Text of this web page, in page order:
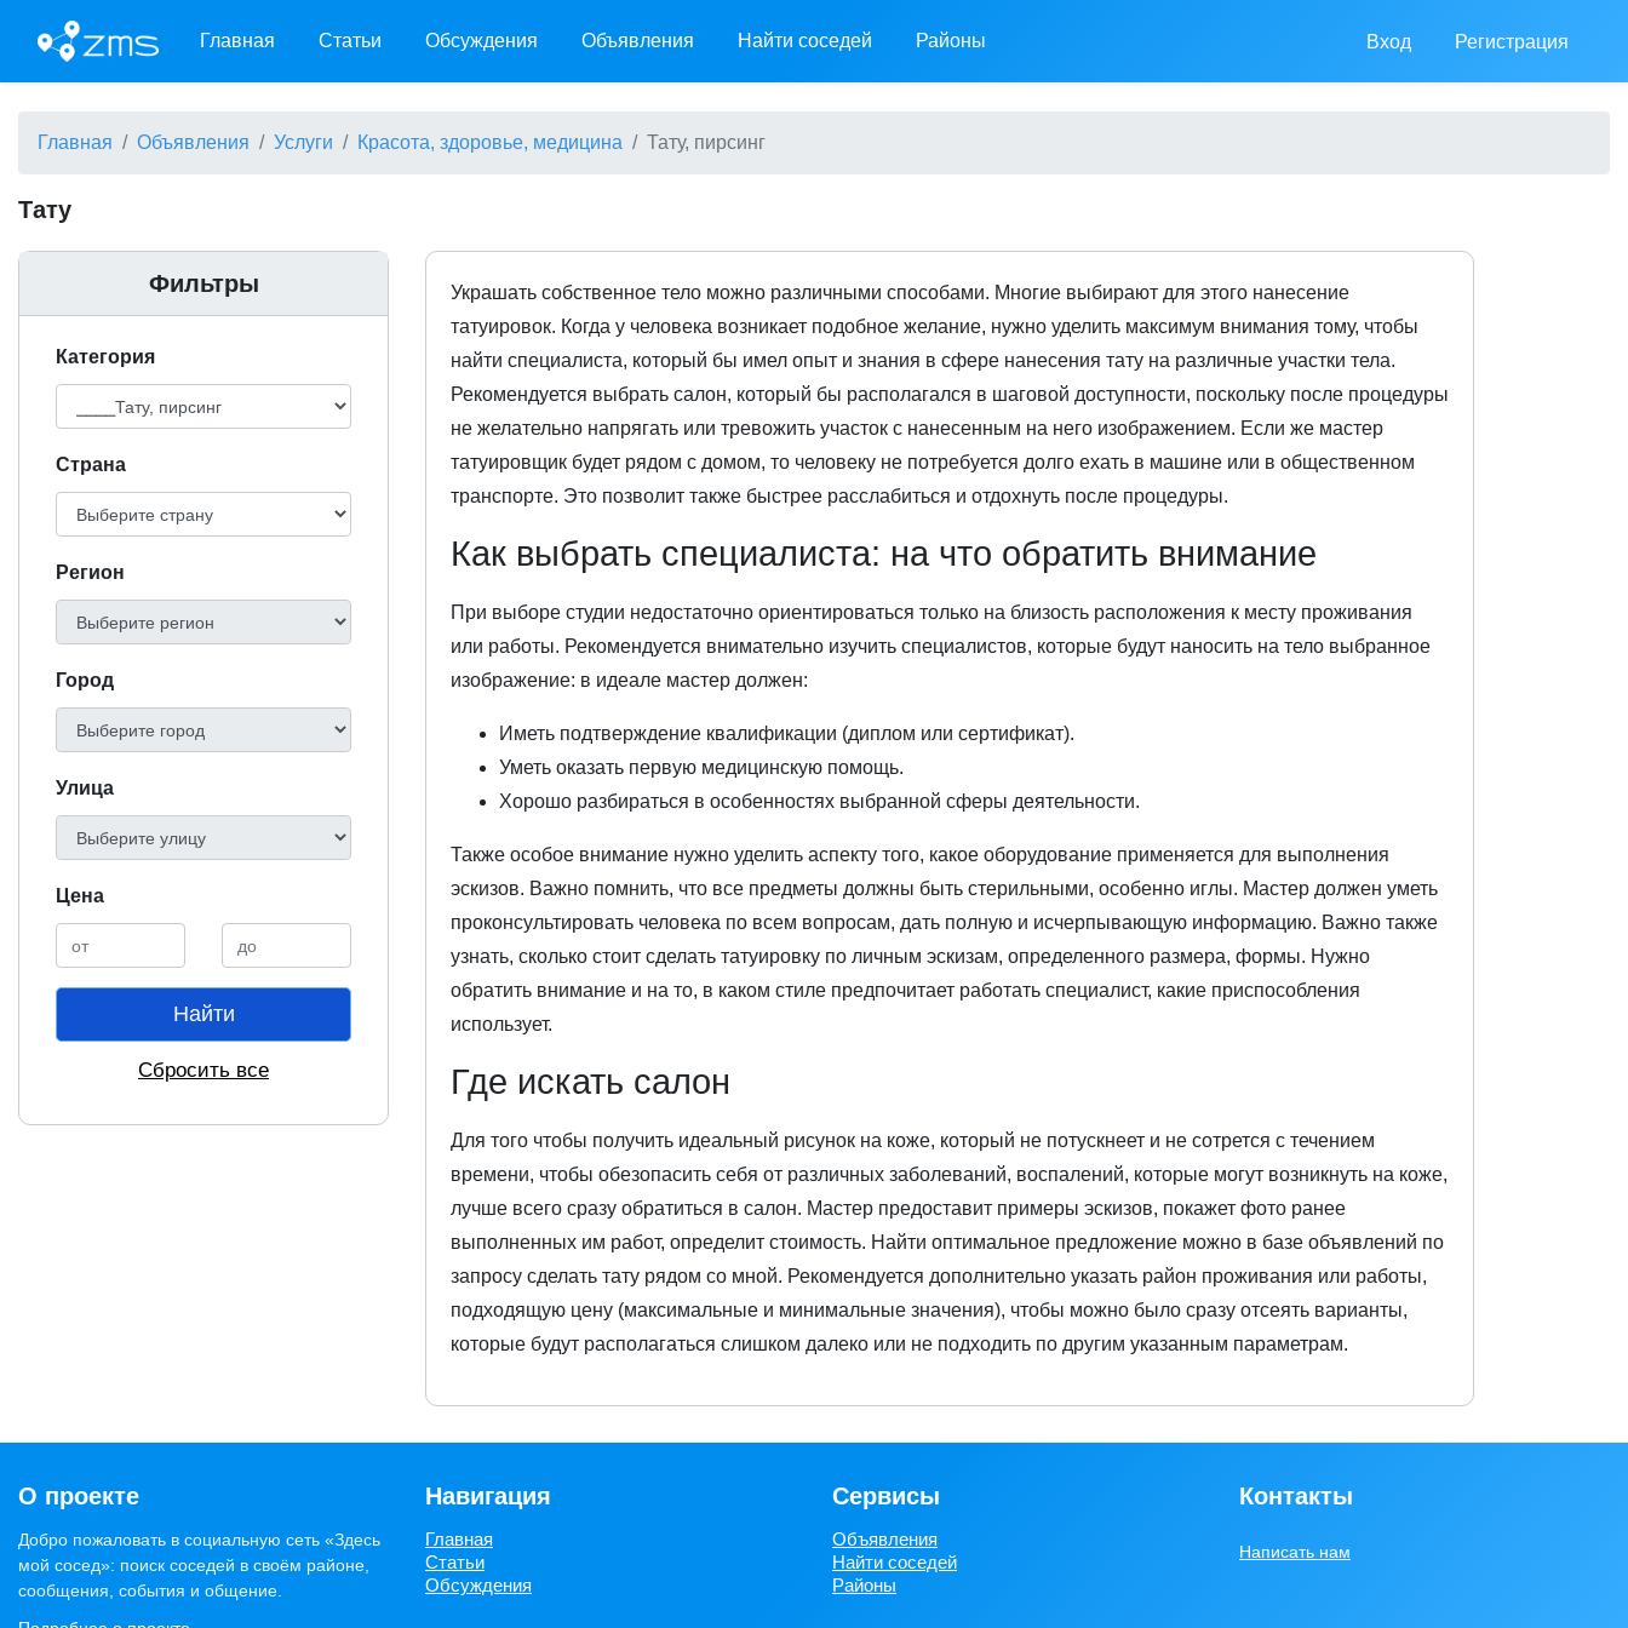
Главная Статьи Обсуждения Объявления Найти соседей Районы Вход Регистрация
Главная Объявления Услуги Красота, здоровье, медицина Тату, пирсинг
Тату
Фильтры
Категория
Cтрана
Регион
Город
Улица
Цена
Найти
Сбросить все
Украшать собственное тело можно различными способами. Многие выбирают для этого нанесение
татуировок. Когда у человека возникает подобное желание, нужно уделить максимум внимания тому, чтобы
найти специалиста, который бы имел опыт и знания в сфере нанесения тату на различные участки тела.
Рекомендуется выбрать салон, который бы располагался в шаговой доступности, поскольку после процедуры
не желательно напрягать или тревожить участок с нанесенным на него изображением. Если же мастер
татуировщик будет рядом с домом, то человеку не потребуется долго ехать в машине или в общественном
транспорте. Это позволит также быстрее расслабиться и отдохнуть после процедуры.
Как выбрать специалиста: на что обратить внимание
При выборе студии недостаточно ориентироваться только на близость расположения к месту проживания
или работы. Рекомендуется внимательно изучить специалистов, которые будут наносить на тело выбранное
изображение: в идеале мастер должен:
Иметь подтверждение квалификации (диплом или сертификат).
Уметь оказать первую медицинскую помощь.
Хорошо разбираться в особенностях выбранной сферы деятельности.
Также особое внимание нужно уделить аспекту того, какое оборудование применяется для выполнения
эскизов. Важно помнить, что все предметы должны быть стерильными, особенно иглы. Мастер должен уметь
проконсультировать человека по всем вопросам, дать полную и исчерпывающую информацию. Важно также
узнать, сколько стоит сделать татуировку по личным эскизам, определенного размера, формы. Нужно
обратить внимание и на то, в каком стиле предпочитает работать специалист, какие приспособления
использует.
Где искать салон
Для того чтобы получить идеальный рисунок на коже, который не потускнеет и не сотрется с течением
времени, чтобы обезопасить себя от различных заболеваний, воспалений, которые могут возникнуть на коже,
лучше всего сразу обратиться в салон. Мастер предоставит примеры эскизов, покажет фото ранее
выполненных им работ, определит стоимость. Найти оптимальное предложение можно в базе объявлений по
запросу сделать тату рядом со мной. Рекомендуется дополнительно указать район проживания или работы,
подходящую цену (максимальные и минимальные значения), чтобы можно было сразу отсеять варианты,
которые будут располагаться слишком далеко или не подходить по другим указанным параметрам.
О проекте
Добро пожаловать в социальную сеть «Здесь
мой сосед»: поиск соседей в своём районе,
сообщения, события и общение.
Навигация
Главная
Статьи
Обсуждения
Сервисы
Объявления
Найти соседей
Районы
Контакты
Написать нам